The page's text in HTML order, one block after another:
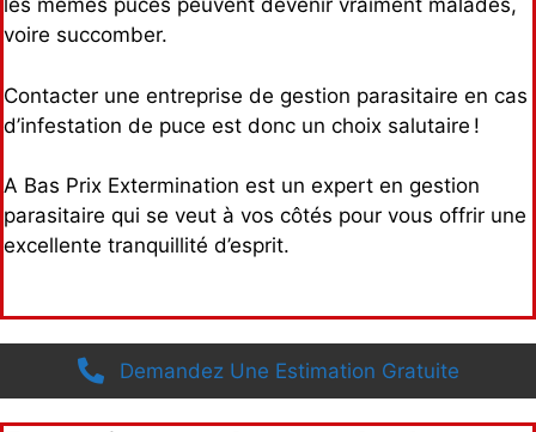
les mêmes puces peuvent devenir vraiment malades,
voire succomber.
Contacter une entreprise de gestion parasitaire en cas
d’infestation de puce est donc un choix salutaire !
A Bas Prix Extermination est un expert en gestion
parasitaire qui se veut à vos côtés pour vous offrir une
excellente tranquillité d’esprit.
Demandez Une Estimation Gratuite